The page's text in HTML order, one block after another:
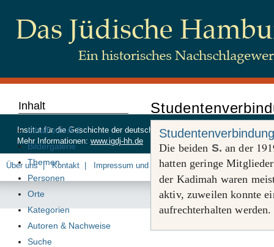
Die beiden S. an der
hatten geringe
der Kadimah waren
aktiv, zuweilen konnte
aufrechterhalten werden.
Inhalt
Inhalt von A-Z
Bildergalerie
Themen
Personen
Orte
Kategorien
Autoren & Nachweise
Suche
Institut für die Geschichte der deutschen Juden, Beim Schlump 83,
Mehr Informationen: www.igdj-hh.de
Über uns Kontakt Impressum und Datenschutz